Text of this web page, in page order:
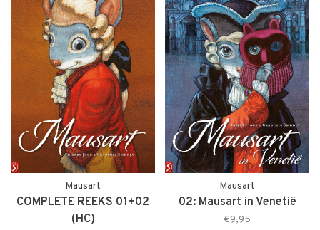
Mausart
COMPLETE REEKS 01+02
(HC)
Mausart
02: Mausart in Venetië
€9,95